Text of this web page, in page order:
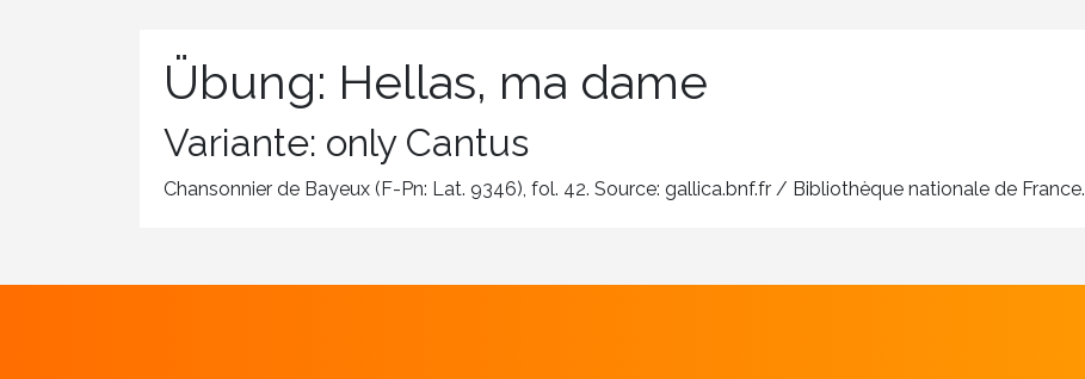
Übung: Hellas, ma dame
Variante: only Cantus
Chansonnier de Bayeux (F-Pn: Lat. 9346), fol. 42. Source: gallica.bnf.fr / Bibliothèque nationale de France.